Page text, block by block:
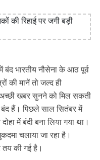
भारतीय नौसेना के आठ पूर्व
की मानें तो जल्‍द ही
अच्‍छी खबर सुनने को मिल सकती
हैं। पिछले साल सितंबर में
में बंदी बना लिया गया था।
चलाया जा रहा है।
की गई है।